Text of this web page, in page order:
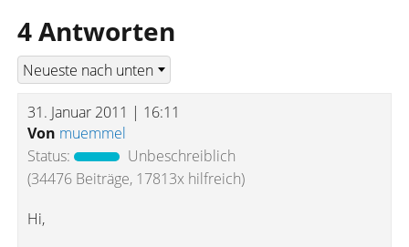
4 Antworten
31. Januar 2011 | 16:11
Von muemmel
Status:
Unbeschreiblich
(34476 Beiträge, 17813x hilfreich)
Hi,